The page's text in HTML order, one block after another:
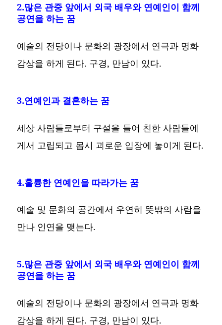
2.많은 관중 앞에서 외국 배우와 연예인이 함께
공연을 하는 꿈
예술의 전당이나 문화의 광장에서 연극과 명화
감상을 하게 된다. 구경, 만남이 있다.
3.연예인과 결혼하는 꿈
세상 사람들로부터 구설을 들어 친한 사람들에
게서 고립되고 몹시 괴로운 입장에 놓이게 된다.
4.훌륭한 연예인을 따라가는 꿈
예술 및 문화의 공간에서 우연히 뜻밖의 사람을
만나 인연을 맺는다.
5.많은 관중 앞에서 외국 배우와 연예인이 함께
공연을 하는 꿈
예술의 전당이나 문화의 광장에서 연극과 명화
감상을 하게 된다. 구경, 만남이 있다.